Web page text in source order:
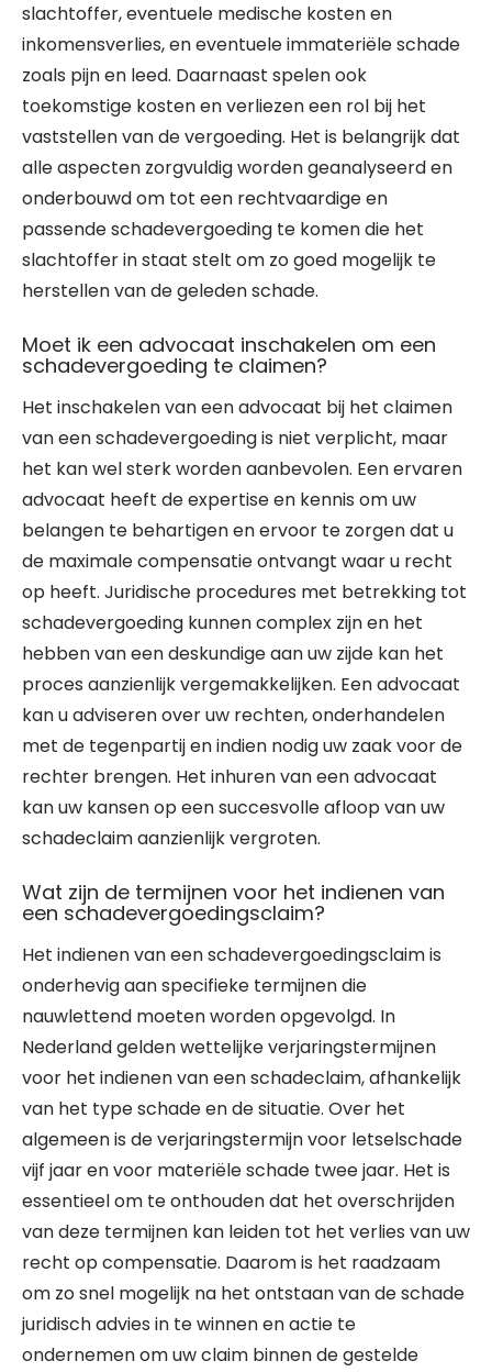
slachtoffer, eventuele medische kosten en
inkomensverlies, en eventuele immateriële schade
zoals pijn en leed. Daarnaast spelen ook
toekomstige kosten en verliezen een rol bij het
vaststellen van de vergoeding. Het is belangrijk dat
alle aspecten zorgvuldig worden geanalyseerd en
onderbouwd om tot een rechtvaardige en
passende schadevergoeding te komen die het
slachtoffer in staat stelt om zo goed mogelijk te
herstellen van de geleden schade.
Moet ik een advocaat inschakelen om een
schadevergoeding te claimen?
Het inschakelen van een advocaat bij het claimen
van een schadevergoeding is niet verplicht, maar
het kan wel sterk worden aanbevolen. Een ervaren
advocaat heeft de expertise en kennis om uw
belangen te behartigen en ervoor te zorgen dat u
de maximale compensatie ontvangt waar u recht
op heeft. Juridische procedures met betrekking tot
schadevergoeding kunnen complex zijn en het
hebben van een deskundige aan uw zijde kan het
proces aanzienlijk vergemakkelijken. Een advocaat
kan u adviseren over uw rechten, onderhandelen
met de tegenpartij en indien nodig uw zaak voor de
rechter brengen. Het inhuren van een advocaat
kan uw kansen op een succesvolle afloop van uw
schadeclaim aanzienlijk vergroten.
Wat zijn de termijnen voor het indienen van
een schadevergoedingsclaim?
Het indienen van een schadevergoedingsclaim is
onderhevig aan specifieke termijnen die
nauwlettend moeten worden opgevolgd. In
Nederland gelden wettelijke verjaringstermijnen
voor het indienen van een schadeclaim, afhankelijk
van het type schade en de situatie. Over het
algemeen is de verjaringstermijn voor letselschade
vijf jaar en voor materiële schade twee jaar. Het is
essentieel om te onthouden dat het overschrijden
van deze termijnen kan leiden tot het verlies van uw
recht op compensatie. Daarom is het raadzaam
om zo snel mogelijk na het ontstaan van de schade
juridisch advies in te winnen en actie te
ondernemen om uw claim binnen de gestelde